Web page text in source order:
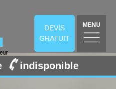
DEVIS
GRATUIT
MENU
indisponible